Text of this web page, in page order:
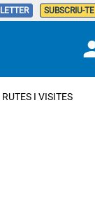
SUBSCRIU-TE
RUTES I VISITES